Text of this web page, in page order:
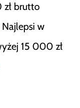
brutto
Najlepsi w
15 000 zł